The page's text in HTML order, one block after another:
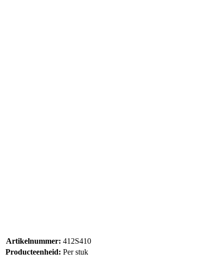
Artikelnummer: 412S410
Producteenheid: Per stuk